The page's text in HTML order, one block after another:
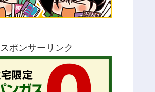
スポンサーリンク